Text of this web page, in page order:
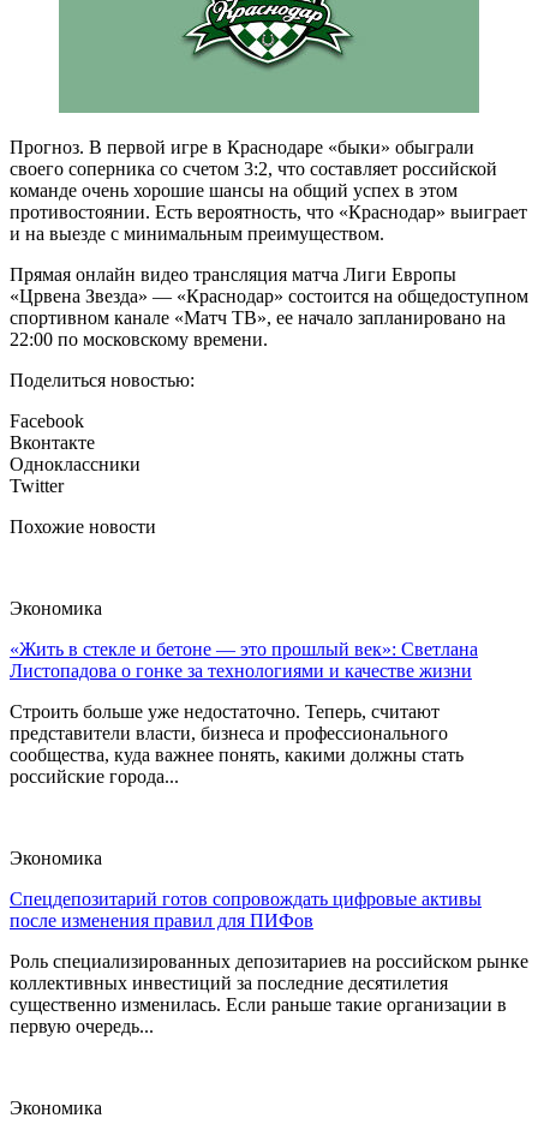
Прогноз. В первой игре в Краснодаре «быки» обыграли
своего соперника со счетом 3:2, что составляет российской
команде очень хорошие шансы на общий успех в этом
противостоянии. Есть вероятность, что «Краснодар» выиграет
и на выезде с минимальным преимуществом.
Прямая онлайн видео трансляция матча Лиги Европы
«Црвена Звезда» — «Краснодар» состоится на общедоступном
спортивном канале «Матч ТВ», ее начало запланировано на
22:00 по московскому времени.
Поделиться новостью:
Facebook
Вконтакте
Одноклассники
Twitter
Похожие новости
Экономика
«Жить в стекле и бетоне — это прошлый век»: Светлана
Листопадова о гонке за технологиями и качестве жизни
Строить больше уже недостаточно. Теперь, считают
представители власти, бизнеса и профессионального
сообщества, куда важнее понять, какими должны стать
российские города...
Экономика
Спецдепозитарий готов сопровождать цифровые активы
после изменения правил для ПИФов
Роль специализированных депозитариев на российском рынке
коллективных инвестиций за последние десятилетия
существенно изменилась. Если раньше такие организации в
первую очередь...
Экономика